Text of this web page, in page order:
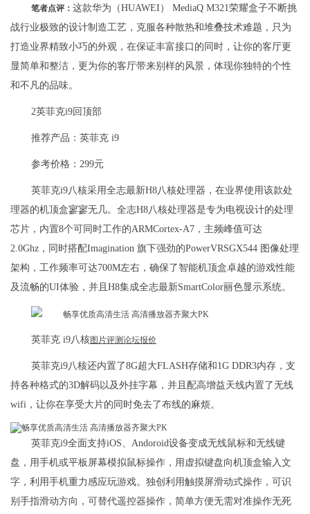
笔者点评： 这款华为（HUAWEI） MediaQ M321荣耀盒子不断挑
战行业极致的设计制造工艺，克服各种散热和堆叠技术难题，只为
打造业界精致小巧的外观，在保证丰富接口的同时，让你的客厅更
显简单和整洁，更为你的客厅带来别样的风景，体现你独特的个性
和不凡的品味。
2英菲克i9回顶部
推荐产品：英菲克 i9
参考价格：299元
英菲克i9八核采用全志最新H8八核处理器，在业界使用该款处
理器的机顶盒寥寥无几。全志H8八核处理器是专为电视设计的处理
芯片，内置8个可同时工作的ARMCortex-A7，主频峰值可达
2.0Ghz，同时搭配Imagination 旗下强劲的PowerVRSGX544 图像处理
架构，工作频率可达700M左右，确保了智能机顶盒卓越的游戏性能
及流畅的UI体验，并且H8集成全志最新SmartColor丽色显示系统。
英菲克 i9八核图片评测论坛报价
英菲克i9八核还内置了8G超大FLASH存储和1G DDR3内存，支
持各种格式的3D解码以及外挂字幕，并且配高增益天线内置了无线
wifi，让你在享受大片的同时免去了布线的麻烦。
英菲克i9全面支持iOS、Andoroid设备变成无线鼠标和无线键
盘，用手机或平板屏幕模拟鼠标操作，用虚拟键盘向机顶盒输入文
字，利用手机重力感应玩游戏。独创利用触摸屏滑动式操作，可识
别手指滑动方向，可替代遥控器操作，简单方便无需对准操作无死